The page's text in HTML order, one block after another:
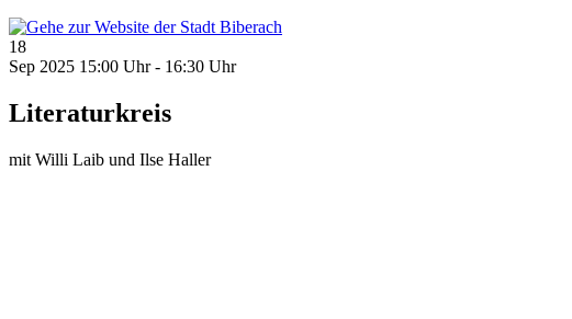
18
Sep 2025 15:00 Uhr - 16:30 Uhr
Literaturkreis
mit Willi Laib und Ilse Haller